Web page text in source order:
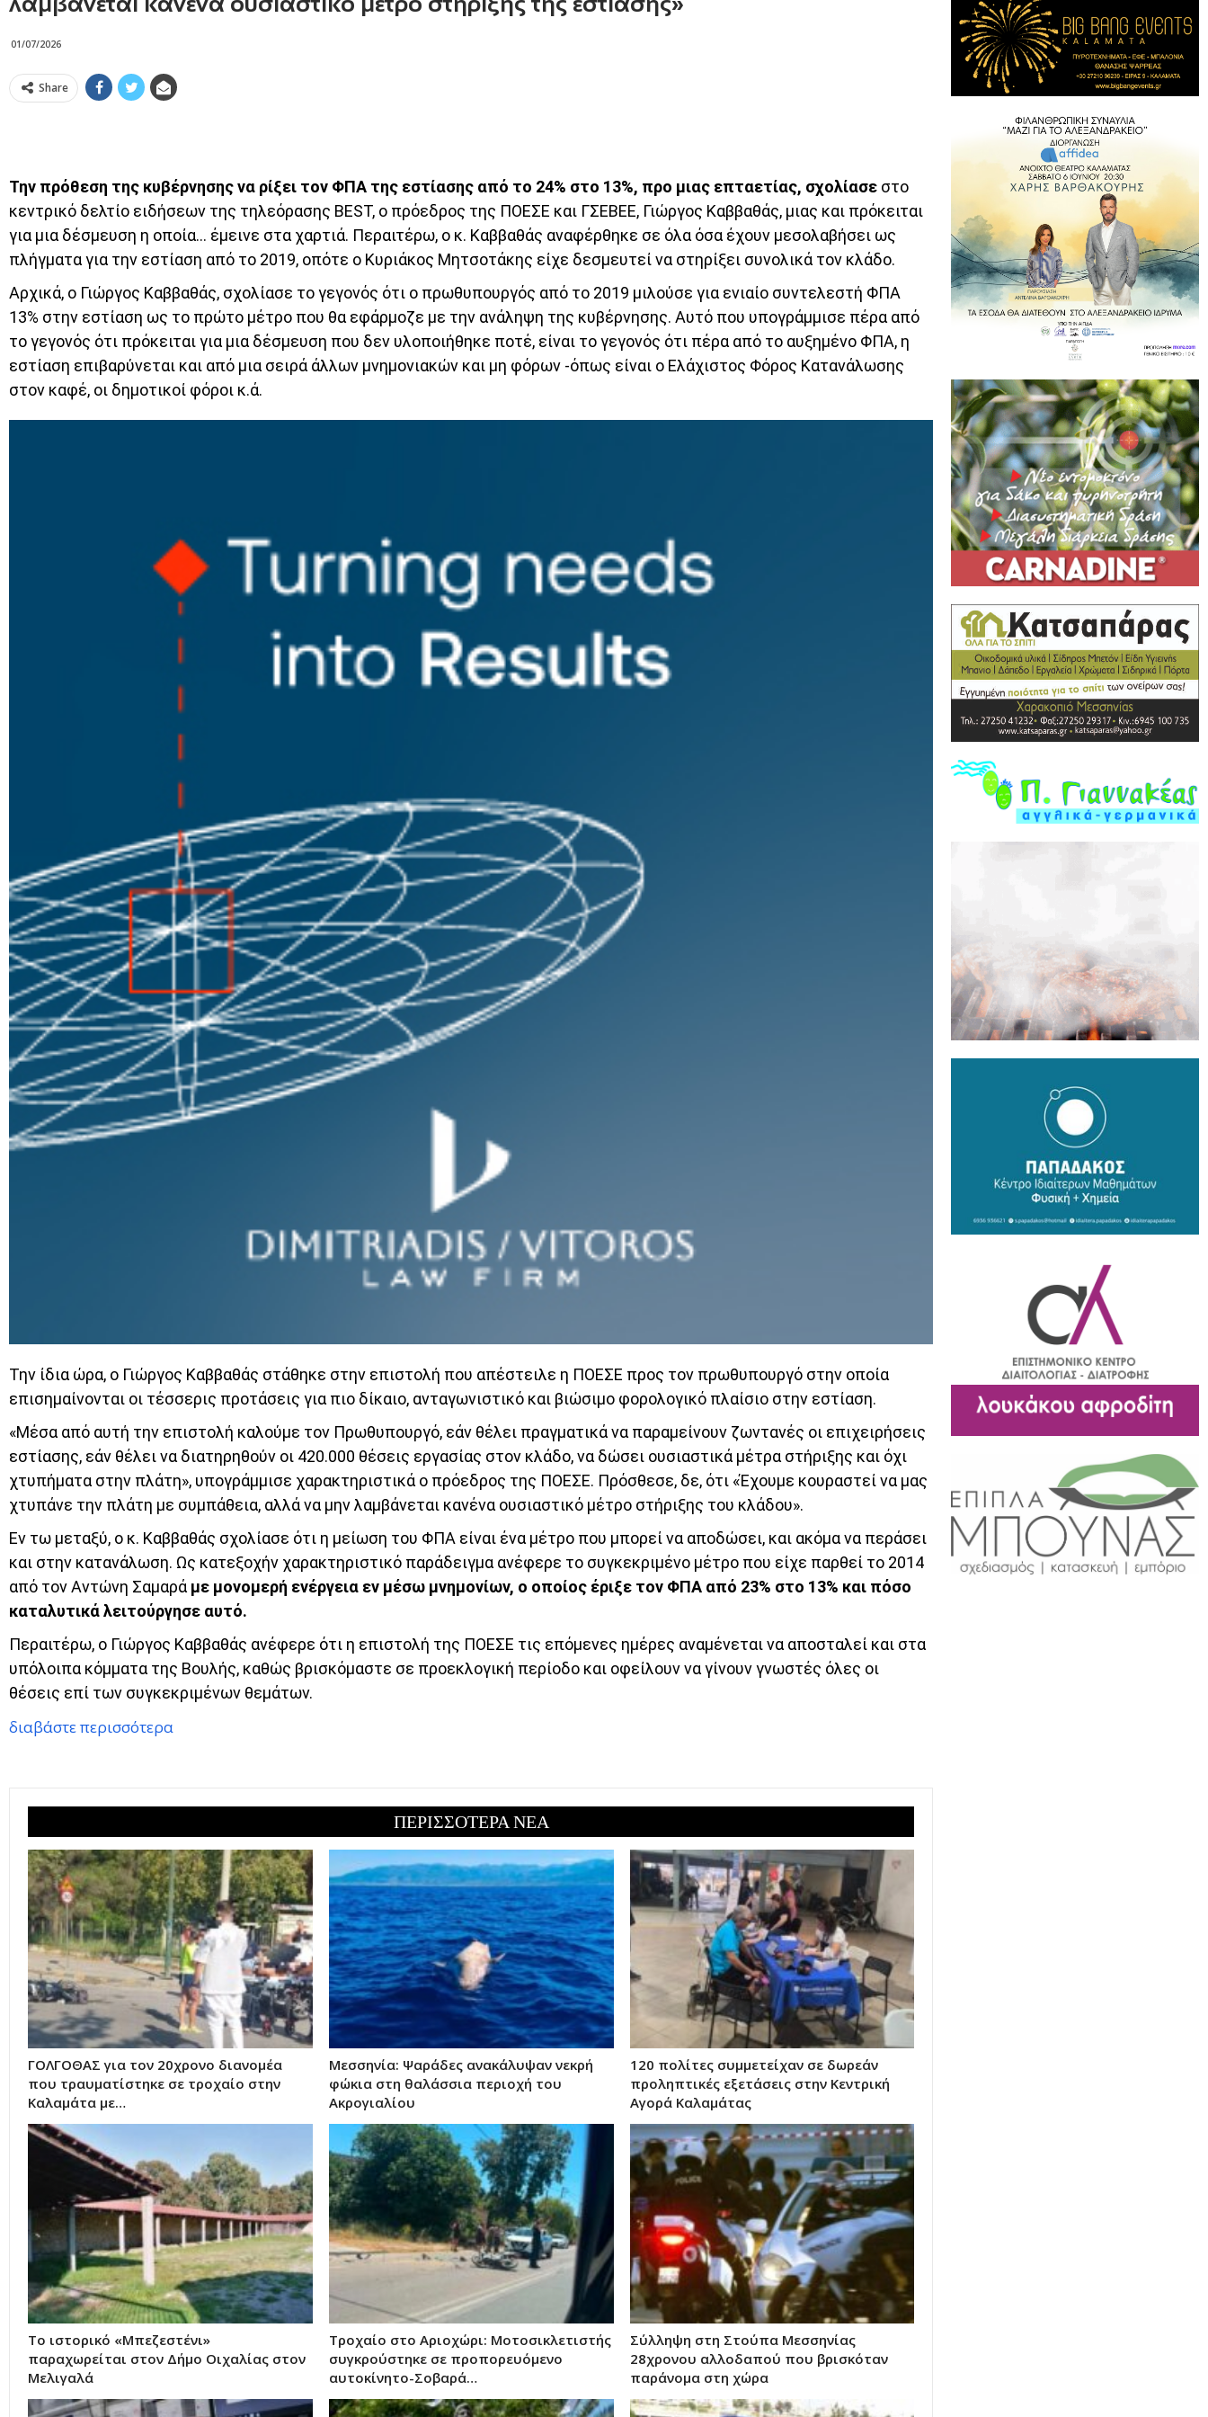
01/07/2026
Share
Την πρόθεση της κυβέρνησης να ρίξει τον ΦΠΑ της εστίασης από το 24% στο 13%, προ μιας επταετίας, σχολίασε στο
κεντρικό δελτίο ειδήσεων της τηλεόρασης BEST, ο πρόεδρος της ΠΟΕΣΕ και ΓΣΕΒΕΕ, Γιώργος Καββαθάς, μιας και πρόκειται
για μια δέσμευση η οποία… έμεινε στα χαρτιά. Περαιτέρω, ο κ. Καββαθάς αναφέρθηκε σε όλα όσα έχουν μεσολαβήσει ως
πλήγματα για την εστίαση από το 2019, οπότε ο Κυριάκος Μητσοτάκης είχε δεσμευτεί να στηρίξει συνολικά τον κλάδο.
Αρχικά, ο Γιώργος Καββαθάς, σχολίασε το γεγονός ότι ο πρωθυπουργός από το 2019 μιλούσε για ενιαίο συντελεστή ΦΠΑ
13% στην εστίαση ως το πρώτο μέτρο που θα εφάρμοζε με την ανάληψη της κυβέρνησης. Αυτό που υπογράμμισε πέρα από
το γεγονός ότι πρόκειται για μια δέσμευση που δεν υλοποιήθηκε ποτέ, είναι το γεγονός ότι πέρα από το αυξημένο ΦΠΑ, η
εστίαση επιβαρύνεται και από μια σειρά άλλων μνημονιακών και μη φόρων -όπως είναι ο Ελάχιστος Φόρος Κατανάλωσης
στον καφέ, οι δημοτικοί φόροι κ.ά.
Την ίδια ώρα, ο Γιώργος Καββαθάς στάθηκε στην επιστολή που απέστειλε η ΠΟΕΣΕ προς τον πρωθυπουργό στην οποία
επισημαίνονται οι τέσσερις προτάσεις για πιο δίκαιο, ανταγωνιστικό και βιώσιμο φορολογικό πλαίσιο στην εστίαση.
«Μέσα από αυτή την επιστολή καλούμε τον Πρωθυπουργό, εάν θέλει πραγματικά να παραμείνουν ζωντανές οι επιχειρήσεις
εστίασης, εάν θέλει να διατηρηθούν οι 420.000 θέσεις εργασίας στον κλάδο, να δώσει ουσιαστικά μέτρα στήριξης και όχι
χτυπήματα στην πλάτη», υπογράμμισε χαρακτηριστικά ο πρόεδρος της ΠΟΕΣΕ. Πρόσθεσε, δε, ότι «Έχουμε κουραστεί να μας
χτυπάνε την πλάτη με συμπάθεια, αλλά να μην λαμβάνεται κανένα ουσιαστικό μέτρο στήριξης του κλάδου».
Εν τω μεταξύ, ο κ. Καββαθάς σχολίασε ότι η μείωση του ΦΠΑ είναι ένα μέτρο που μπορεί να αποδώσει, και ακόμα να περάσει
και στην κατανάλωση. Ως κατεξοχήν χαρακτηριστικό παράδειγμα ανέφερε το συγκεκριμένο μέτρο που είχε παρθεί το 2014
από τον Αντώνη Σαμαράμε μονομερή ενέργεια εν μέσω μνημονίων, ο οποίος έριξε τον ΦΠΑ από 23% στο 13% και πόσο
καταλυτικά λειτούργησε αυτό.
Περαιτέρω, ο Γιώργος Καββαθάς ανέφερε ότι η επιστολή της ΠΟΕΣΕ τις επόμενες ημέρες αναμένεται να αποσταλεί και στα
υπόλοιπα κόμματα της Βουλής, καθώς βρισκόμαστε σε προεκλογική περίοδο και οφείλουν να γίνουν γνωστές όλες οι
θέσεις επί των συγκεκριμένων θεμάτων.
διαβάστε περισσότερα
ΠΕΡΙΣΣΟΤΕΡΑ ΝΕΑ
ΓΟΛΓΟΘΑΣ για τον 20χρονο διανομέα
που τραυματίστηκε σε τροχαίο στην
Καλαμάτα με…
Μεσσηνία: Ψαράδες ανακάλυψαν νεκρή
φώκια στη θαλάσσια περιοχή του
Ακρογιαλίου
120 πολίτες συμμετείχαν σε δωρεάν
προληπτικές εξετάσεις στην Κεντρική
Αγορά Καλαμάτας
Το ιστορικό «Μπεζεστένι»
παραχωρείται στον Δήμο Οιχαλίας στον
Μελιγαλά
Τροχαίο στο Αριοχώρι: Μοτοσικλετιστής
συγκρούστηκε σε προπορευόμενο
αυτοκίνητο-Σοβαρά…
Σύλληψη στη Στούπα Μεσσηνίας
28χρονου αλλοδαπού που βρισκόταν
παράνομα στη χώρα